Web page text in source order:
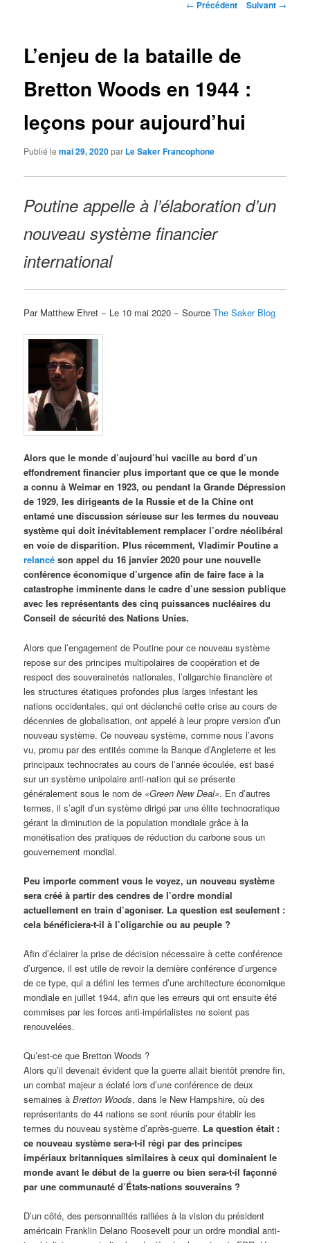
Navigation
← Précédent Suivant →
L’enjeu de la bataille de
Bretton Woods en 1944 :
leçons pour aujourd’hui
Publié lemai 29, 2020par Le Saker Francophone
Poutine appelle à l’élaboration d’un
nouveau système financier
international
Par Matthew Ehret − Le 10 mai 2020 − SourceThe Saker Blog
Alors que le monde d’aujourd’hui vacille au bord d’un
effondrement financier plus important que ce que le monde
a connu à Weimar en 1923, ou pendant la Grande Dépression
de 1929, les dirigeants de la Russie et de la Chine ont
entamé une discussion sérieuse sur les termes du nouveau
système qui doit inévitablement remplacer l’ordre néolibéral
en voie de disparition. Plus récemment, Vladimir Poutine a
relancé son appel du 16 janvier 2020 pour une nouvelle
conférence économique d’urgence afin de faire face à la
catastrophe imminente dans le cadre d’une session publique
avec les représentants des cinq puissances nucléaires du
Conseil de sécurité des Nations Unies.
Alors que l’engagement de Poutine pour ce nouveau système
repose sur des principes multipolaires de coopération et de
respect des souverainetés nationales, l’oligarchie financière et
les structures étatiques profondes plus larges infestant les
nations occidentales, qui ont déclenché cette crise au cours de
décennies de globalisation, ont appelé à leur propre version d’un
nouveau système. Ce nouveau système, comme nous l’avons
vu, promu par des entités comme la Banque d’Angleterre et les
principaux technocrates au cours de l’année écoulée, est basé
sur un système unipolaire anti-nation qui se présente
généralement sous le nom de «Green New Deal». En d’autres
termes, il s’agit d’un système dirigé par une élite technocratique
gérant la diminution de la population mondiale grâce à la
monétisation des pratiques de réduction du carbone sous un
gouvernement mondial.
Peu importe comment vous le voyez, un nouveau système
sera créé à partir des cendres de l’ordre mondial
actuellement en train d’agoniser. La question est seulement :
cela bénéficiera-t-il à l’oligarchie ou au peuple ?
Afin d’éclairer la prise de décision nécessaire à cette conférence
d’urgence, il est utile de revoir la dernière conférence d’urgence
de ce type, qui a défini les termes d’une architecture économique
mondiale en juillet 1944, afin que les erreurs qui ont ensuite été
commises par les forces anti-impérialistes ne soient pas
renouvelées.
Qu’est-ce que Bretton Woods ?
Alors qu’il devenait évident que la guerre allait bientôt prendre fin,
un combat majeur a éclaté lors d’une conférence de deux
semaines àBretton Woods, dans le New Hampshire, où des
représentants de 44 nations se sont réunis pour établir les
termes du nouveau système d’après-guerre. La question était :
ce nouveau système sera-t-il régi par des principes
impériaux britanniques similaires à ceux qui dominaient le
monde avant le début de la guerre ou bien sera-t-il façonné
par une communauté d’États-nations souverains ?
D’un côté, des personnalités ralliées à la vision du président
américain Franklin Delano Roosevelt pour un ordre mondial anti-